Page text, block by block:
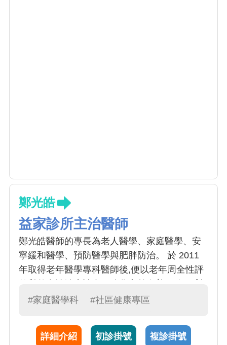
鄭光皓
益家診所主治醫師
鄭光皓醫師的專長為老人醫學、家庭醫學、安
寧緩和醫學、預防醫學與肥胖防治。 於 2011
年取得老年醫學專科醫師後,便以老年周全性評
於一般常見急慢性疾病如感冒、腸胃不適、高
理概念，主動電話追蹤病患病情後續發展，詳
加記錄，以利後續治療計畫。服務病患態度親
#家庭醫學科 #社區健康專區
詳細介紹 初診掛號 複診掛號